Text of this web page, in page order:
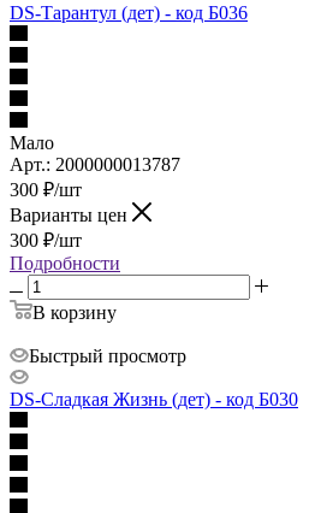
DS-Тарантул (дет) - код Б036
Мало
Арт.: 2000000013787
300 ₽/шт
Варианты цен
300 ₽/шт
Подробности
В корзину
Быстрый просмотр
DS-Сладкая Жизнь (дет) - код Б030